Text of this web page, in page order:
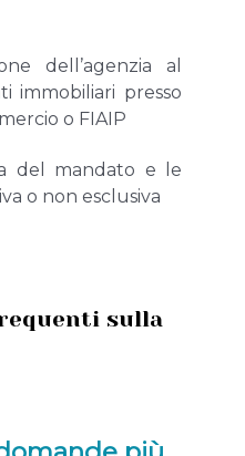
dell’agenzia al
immobiliari presso
o FIAIP
del mandato e le
o non esclusiva
sulla